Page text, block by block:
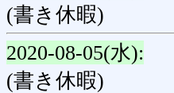
(書き休暇)
2020-08-05(水):
(書き休暇)